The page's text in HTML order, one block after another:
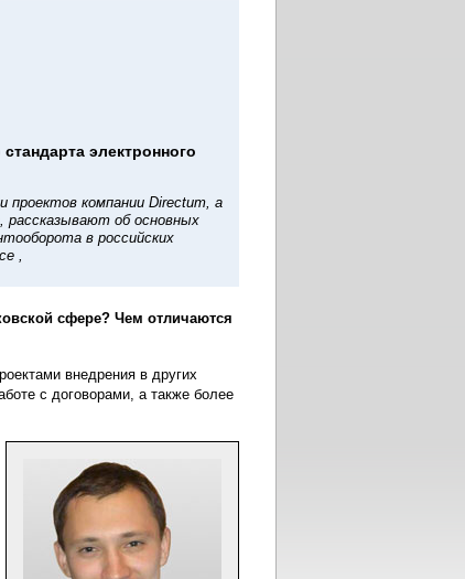
электронного
проектов компании Directum, а
рассказывают об основных
в российских
,
сфере? Чем отличаются
внедрения в других
с договорами, а также более